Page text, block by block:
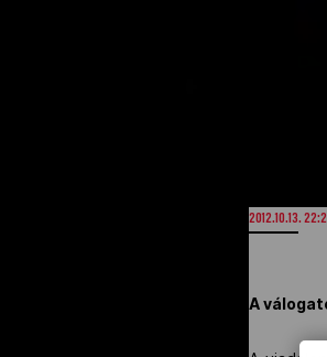
2012.10.13.
A